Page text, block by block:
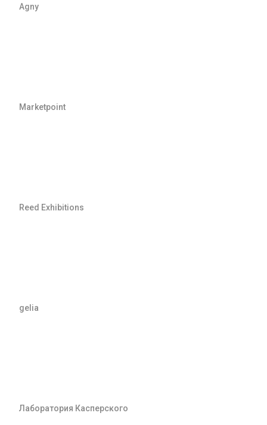
Agny
Marketpoint
Reed Exhibitions
gelia
Лаборатория Касперского